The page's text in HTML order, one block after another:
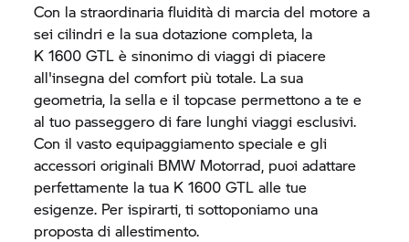
Con la straordinaria fluidità di marcia del motore a
sei cilindri e la sua dotazione completa, la
K 1600 GTL è sinonimo di viaggi di piacere
all'insegna del comfort più totale. La sua
geometria, la sella e il topcase permettono a te e
al tuo passeggero di fare lunghi viaggi esclusivi.
Con il vasto equipaggiamento speciale e gli
accessori originali BMW Motorrad, puoi adattare
perfettamente la tua K 1600 GTL alle tue
esigenze. Per ispirarti, ti sottoponiamo una
proposta di allestimento.